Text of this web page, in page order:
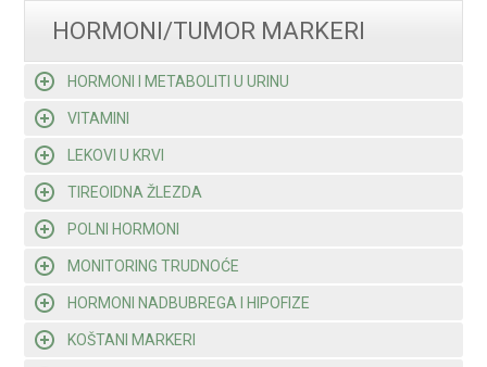
HORMONI/TUMOR MARKERI
HORMONI I METABOLITI U URINU
VITAMINI
LEKOVI U KRVI
TIREOIDNA ŽLEZDA
POLNI HORMONI
MONITORING TRUDNOĆE
HORMONI NADBUBREGA I HIPOFIZE
KOŠTANI MARKERI